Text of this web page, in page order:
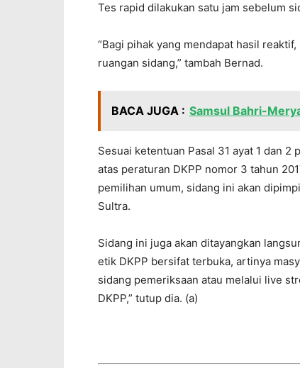
Tes rapid dilakukan satu jam sebelum
“Bagi pihak yang mendapat hasil
ruangan sidang,” tambah Bernad.
BACA JUGA : Samsul Bahri-
Sesuai ketentuan Pasal 31 ayat 1 dan
atas peraturan DKPP nomor 3 tahun
pemilihan umum, sidang ini akan
Sultra.
Sidang ini juga akan ditayangkan
etik DKPP bersifat terbuka, artinya
sidang pemeriksaan atau melalui live
DKPP,” tutup dia. (a)